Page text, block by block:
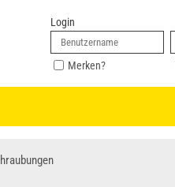
Login
Merken?